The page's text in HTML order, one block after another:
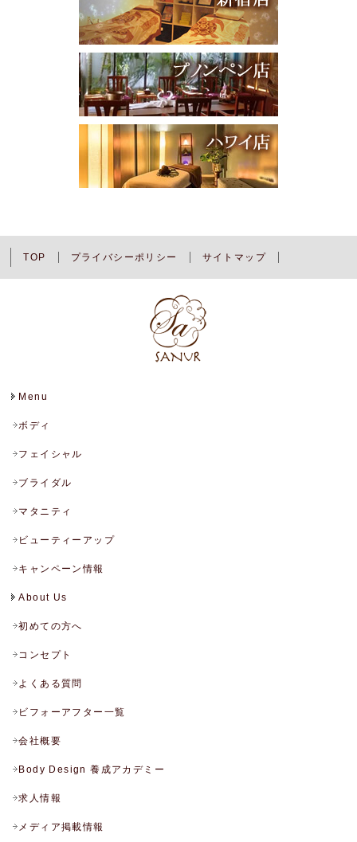
TOP プライバシーポリシー サイトマップ
Menu
ボディ
フェイシャル
ブライダル
マタニティ
ビューティーアップ
キャンペーン情報
About Us
初めての方へ
コンセプト
よくある質問
ビフォーアフター一覧
会社概要
Body Design 養成アカデミー
求人情報
メディア掲載情報